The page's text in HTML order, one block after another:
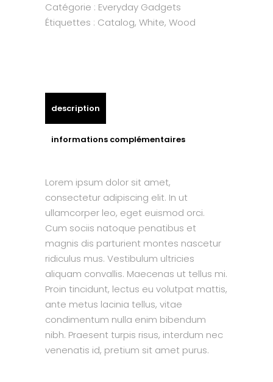
Catégorie : Everyday Gadgets
Étiquettes : Catalog, White, Wood
description
informations complémentaires
Lorem ipsum dolor sit amet,
consectetur adipiscing elit. In ut
ullamcorper leo, eget euismod orci.
Cum sociis natoque penatibus et
magnis dis parturient montes nascetur
ridiculus mus. Vestibulum ultricies
aliquam convallis. Maecenas ut tellus mi.
Proin tincidunt, lectus eu volutpat mattis,
ante metus lacinia tellus, vitae
condimentum nulla enim bibendum
nibh. Praesent turpis risus, interdum nec
venenatis id, pretium sit amet purus.